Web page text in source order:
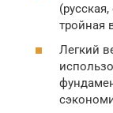
тройная
Легкий